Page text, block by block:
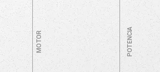
MOTOR POTENCIA